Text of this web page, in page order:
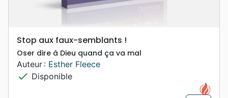
Stop aux faux-semblants !
Oser dire à Dieu quand ça va mal
Auteur : Esther Fleece
check Disponible